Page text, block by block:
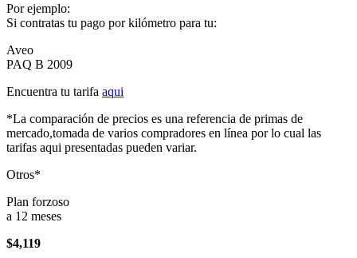
Por ejemplo:
Si contratas tu pago por kilómetro para tu:
Aveo
PAQ B 2009
Encuentra tu tarifa aqui
*La comparación de precios es una referencia de primas de
mercado,tomada de varios compradores en línea por lo cual las
tarifas aqui presentadas pueden variar.
Otros*
Plan forzoso
a 12 meses
$4,119